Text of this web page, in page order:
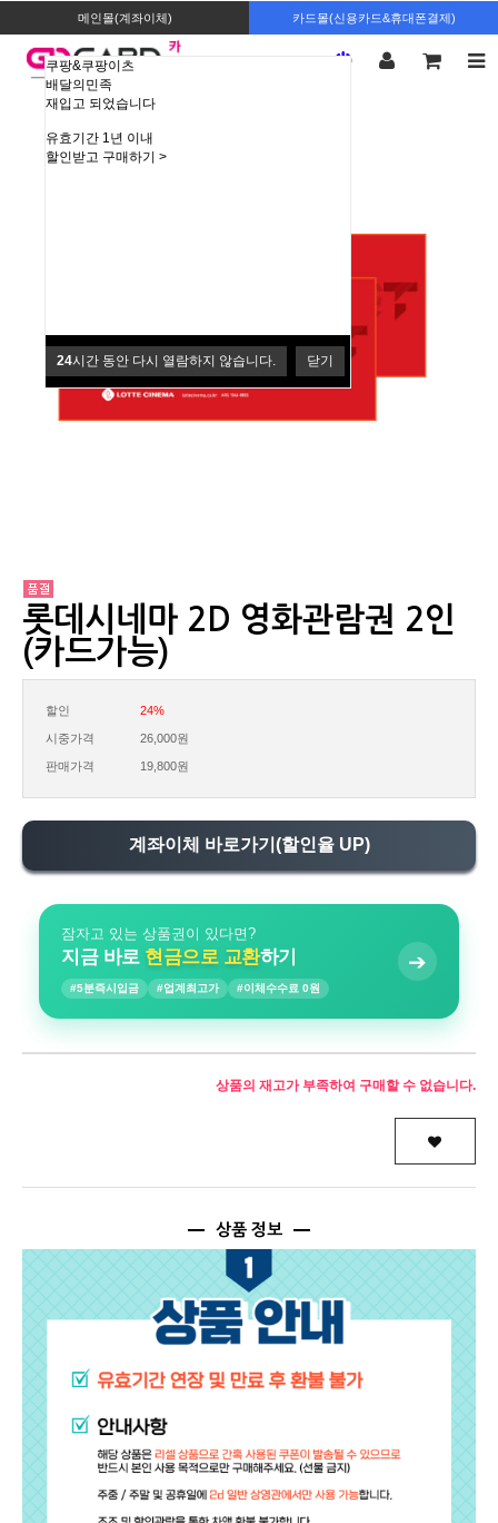
쿠팡&쿠팡이츠
배달의민족
재입고 되었습니다
유효기간 1년 이내
할인받고 구매하기 >
24시간 동안 다시 열람하지 않습니다. 닫기
메인몰(계좌이체) 카드몰(신용카드&휴대폰결제)
롯데시네마 2D 영화관람권 2인
(카드가능)
할인 24%
시중가격 26,000원
판매가격 19,800원
계좌이체 바로가기(할인율 UP)
잠자고 있는 상품권이 있다면?
지금 바로 현금으로 교환하기
#5분즉시입금 #업계최고가 #이체수수료 0원
➔
상품의 재고가 부족하여 구매할 수 없습니다.
상품 정보